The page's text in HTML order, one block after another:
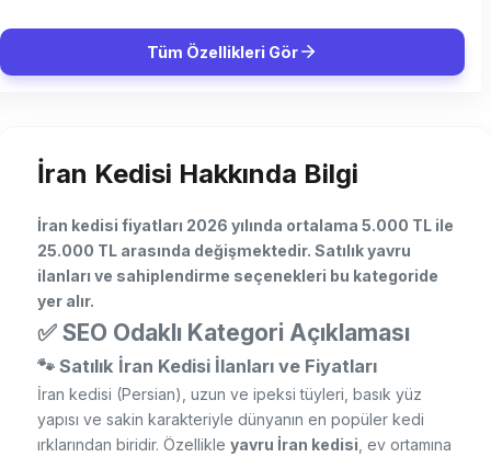
Tüm Özellikleri Gör
İran Kedisi Hakkında Bilgi
İran kedisi fiyatları 2026 yılında ortalama 5.000 TL ile
25.000 TL arasında değişmektedir. Satılık yavru
ilanları ve sahiplendirme seçenekleri bu kategoride
yer alır.
✅ SEO Odaklı Kategori Açıklaması
🐾 Satılık İran Kedisi İlanları ve Fiyatları
İran kedisi (Persian), uzun ve ipeksi tüyleri, basık yüz
yapısı ve sakin karakteriyle dünyanın en popüler kedi
ırklarından biridir. Özellikle yavru İran kedisi , ev ortamına